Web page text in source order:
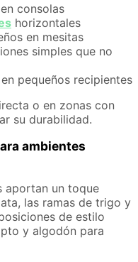
consolas
horizontales
en mesitas
simples que no
pequeños recipientes
o en zonas con
su durabilidad.
ambientes
aportan un toque
las ramas de trigo y
de estilo
y algodón para